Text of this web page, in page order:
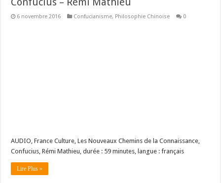
6 novembre 2016 Confucianisme, Philosophie Chinoise 0
AUDIO, France Culture, Les Nouveaux Chemins de la Connaissance,
Confucius, Rémi Mathieu, durée : 59 minutes, langue : français
Lire Plus »